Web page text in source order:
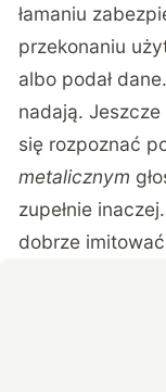
łamaniu
przekonaniu
albo podał
nadają. Jeszcze
się rozpoznać
metalicznym
zupełnie
dobrze